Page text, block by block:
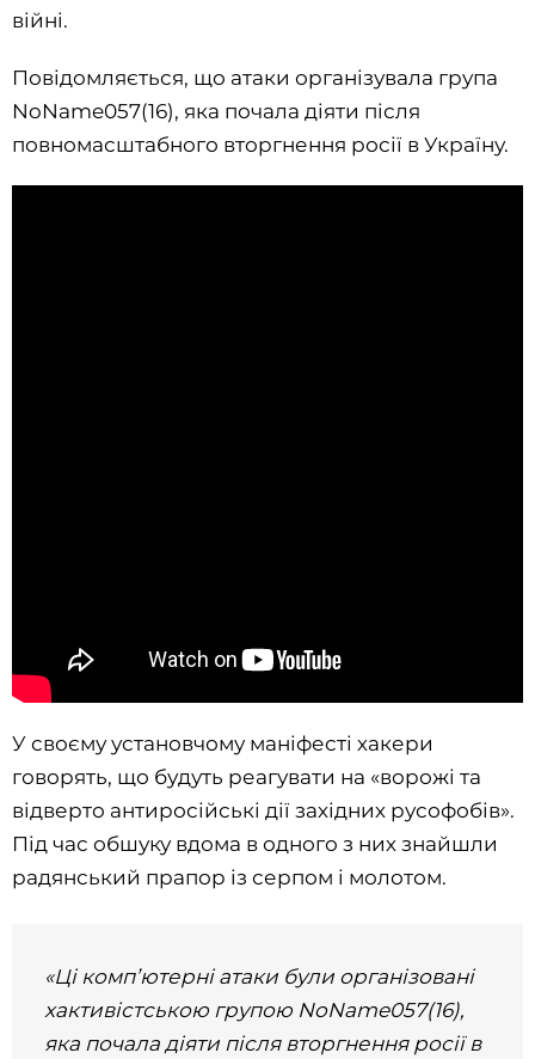
війні.
Повідомляється, що атаки організувала група
NoName057(16), яка почала діяти після
повномасштабного вторгнення росії в Україну.
У своєму установчому маніфесті хакери
говорять, що будуть реагувати на «ворожі та
відверто антиросійські дії західних русофобів».
Під час обшуку вдома в одного з них знайшли
радянський прапор із серпом і молотом.
«Ці комп’ютерні атаки були організовані
хактивістською групою NoName057(16),
яка почала діяти після вторгнення росії в